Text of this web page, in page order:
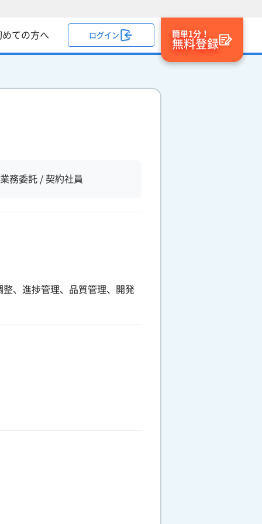
めての方へ ログイン 簡単1分！
無料登録
業務委託 / 契約社員
整、進捗管理、品質管理、開発